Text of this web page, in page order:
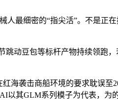
最细密的“指尖活”。不是正
动豆包等标杆产物持续领跑，
海袭击商船环境的要求耽误至
以其GLM系列模子为代表，为